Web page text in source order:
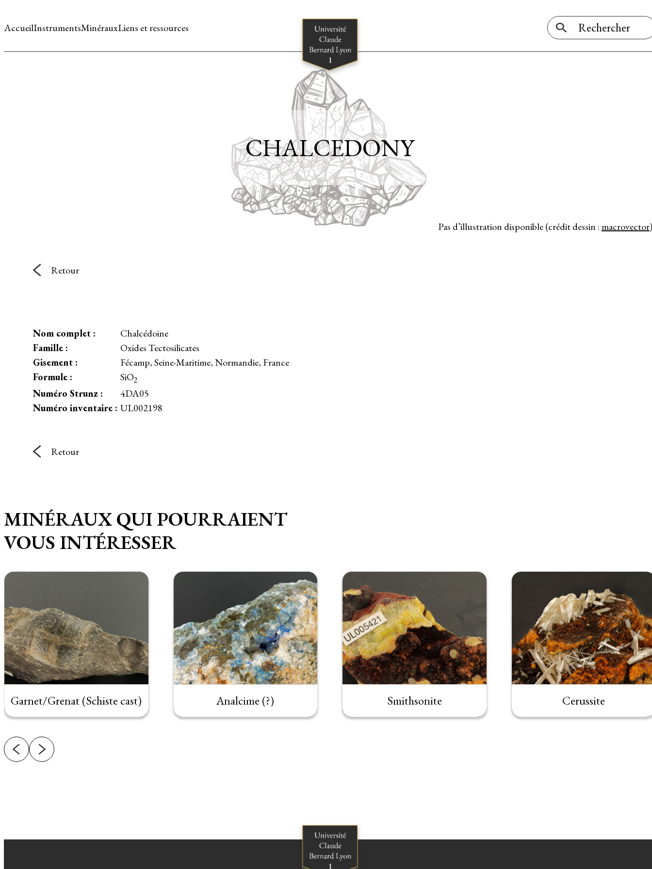
AccueilInstrumentsMinérauxLiens et ressources
Pas d’illustration disponible (crédit dessin :macrovector)
CHALCEDONY
Retour
Nom complet :
Chalcédoine
Famille :
Oxides Tectosilicates
Gisement :
Fécamp, Seine-Maritime, Normandie, France
Formule :
SiO2
Numéro Strunz :
4DA05
Numéro inventaire : UL002198
Retour
MINÉRAUX QUI POURRAIENT
VOUS INTÉRESSER
Garnet/Grenat (Schiste cast) Analcime (?) Smithsonite Cerussite